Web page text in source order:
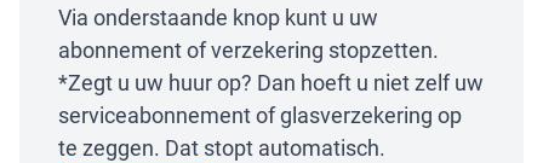
Via onderstaande knop kunt u uw
abonnement of verzekering stopzetten.
*Zegt u uw huur op? Dan hoeft u niet zelf uw
serviceabonnement of glasverzekering op
te zeggen. Dat stopt automatisch.